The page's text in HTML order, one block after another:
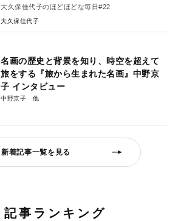
大久保佳代子のほどほどな毎日#22
大久保佳代子
名画の歴史と背景を知り、時空を超えて
旅をする『旅から生まれた名画』中野京
子 インタビュー
中野京子
新着記事一覧を見る
記事ランキング